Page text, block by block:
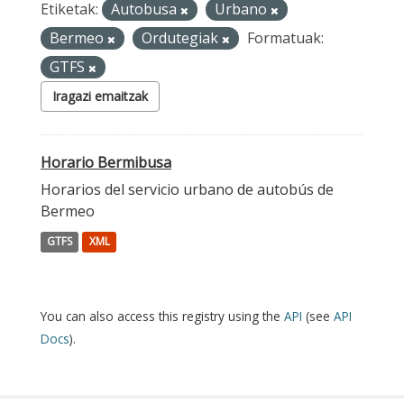
Etiketak: Autobusa
Urbano
Bermeo
Ordutegiak
Formatuak:
GTFS
Iragazi emaitzak
Horario Bermibusa
Horarios del servicio urbano de autobús de
Bermeo
GTFS XML
You can also access this registry using the API (see API
Docs).